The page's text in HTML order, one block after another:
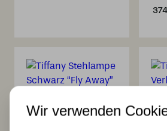
Wir verwenden